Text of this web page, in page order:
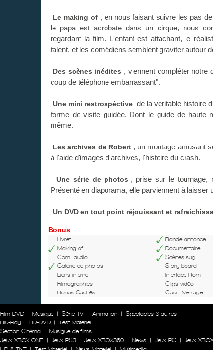
Le making of , en nous faisant suivre les pas
le papa est acrobate dans un cirque, nous
regardant la film. L'enfant est attachant, le
talent, et les comédiens semblent graviter autour
Des scènes inédites , viennent compléter notre
coup de téléphone embarrassant".
Une mini restrospéctive de la véritable histoire
forme de visite guidée. Dont le guide de haute
même.
Les archives de Robert , un montage amusant
à l'aide d'images d'archives, l'histoire du crash.
Une série de photos , prise sur le tournage,
Présenté en diaporama, elle parviennent à laisser
Un DVD en tout point réjouissant et
Bonus
Livret Bande annonce
Making of
Documentaire
Com. audio
Scènes sup
Galerie de photos
Story board
Liens internet
Interface Rom
Filmographies
Clips vidéo
Bonus Cachés
Court Metrage
Film DVD | Musique | Série TV | Animation |
Spectacles & autres
Blu-Ray
| HD-DVD |
Test Materiel
Section Cinéma
|
Musique de films
Jeux XBOX ONE
| Jeux PS3 | Jeux XBOX360 | News | Jeux PC | Jeux